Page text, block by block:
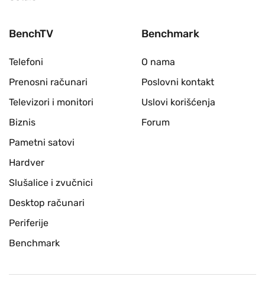
BenchTV
Telefoni
Prenosni računari
Televizori i monitori
Biznis
Pametni satovi
Hardver
Slušalice i zvučnici
Desktop računari
Periferije
Benchmark
Benchmark
O nama
Poslovni kontakt
Uslovi korišćenja
Forum